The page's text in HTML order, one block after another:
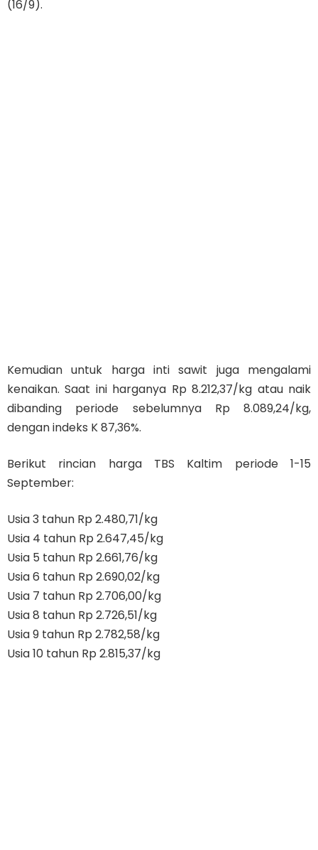
(16/9).
Kemudian untuk harga inti sawit juga mengalami
kenaikan. Saat ini harganya Rp 8.212,37/kg atau naik
dibanding periode sebelumnya Rp 8.089,24/kg,
dengan indeks K 87,36%.
Berikut rincian harga TBS Kaltim periode 1-15
September:
Usia 3 tahun Rp 2.480,71/kg
Usia 4 tahun Rp 2.647,45/kg
Usia 5 tahun Rp 2.661,76/kg
Usia 6 tahun Rp 2.690,02/kg
Usia 7 tahun Rp 2.706,00/kg
Usia 8 tahun Rp 2.726,51/kg
Usia 9 tahun Rp 2.782,58/kg
Usia 10 tahun Rp 2.815,37/kg